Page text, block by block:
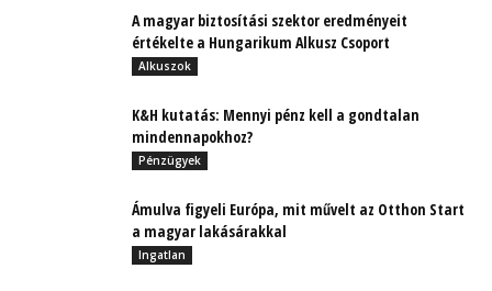
A magyar biztosítási szektor eredményeit
értékelte a Hungarikum Alkusz Csoport
Alkuszok
K&H kutatás: Mennyi pénz kell a gondtalan
mindennapokhoz?
Pénzügyek
Ámulva figyeli Európa, mit művelt az Otthon Start
a magyar lakásárakkal
Ingatlan